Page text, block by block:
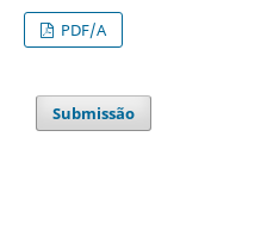
PDF/A
Submissão